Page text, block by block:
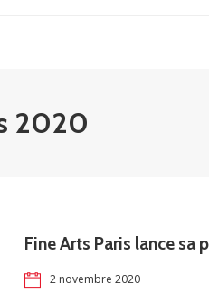
2020
Fine Arts Paris lance sa
2 novembre 2020